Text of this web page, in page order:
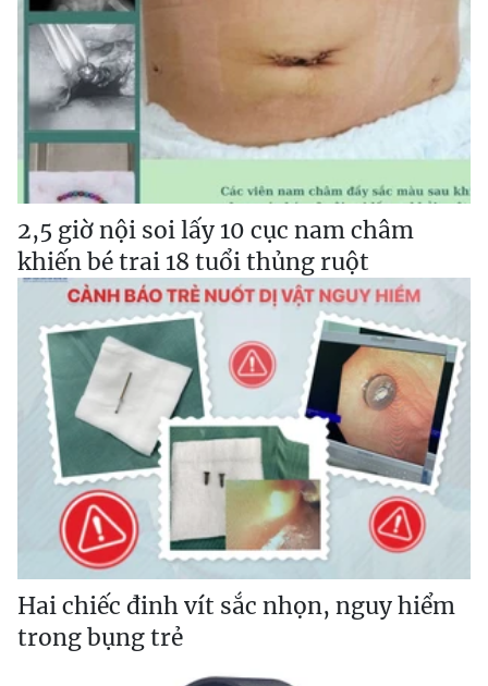
2,5 giờ nội soi lấy 10 cục nam châm
khiến bé trai 18 tuổi thủng ruột
Hai chiếc đinh vít sắc nhọn, nguy hiểm
trong bụng trẻ